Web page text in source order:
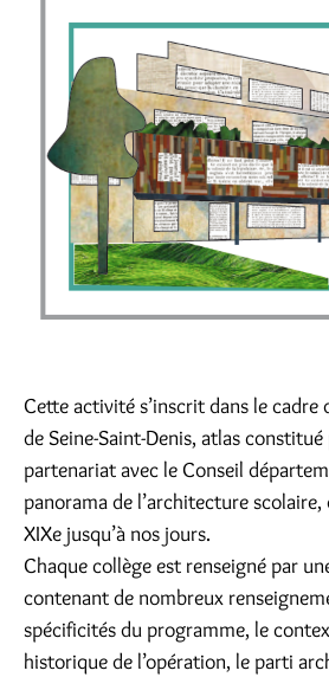
Cette activité s’inscrit dans le cadre
de Seine-Saint-Denis, atlas
partenariat avec le Conseil
panorama de l’architecture
XIXe jusqu’à nos jours.
Chaque collège est renseigné par
contenant de nombreux
spécificités du programme, le
historique de l’opération, le parti